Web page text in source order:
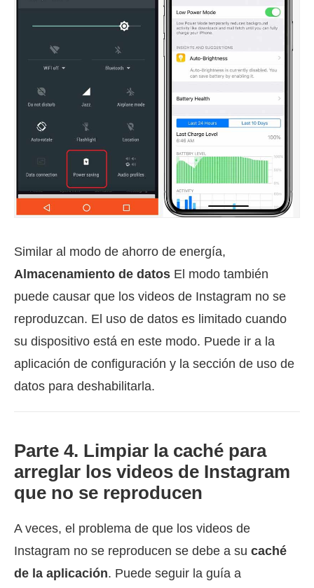
Similar al modo de ahorro de energía,
Almacenamiento de datos El modo también
puede causar que los videos de Instagram no se
reproduzcan. El uso de datos es limitado cuando
su dispositivo está en este modo. Puede ir a la
aplicación de configuración y la sección de uso de
datos para deshabilitarla.
Parte 4. Limpiar la caché para
arreglar los videos de Instagram
que no se reproducen
A veces, el problema de que los videos de
Instagram no se reproducen se debe a su caché
de la aplicación. Puede seguir la guía a